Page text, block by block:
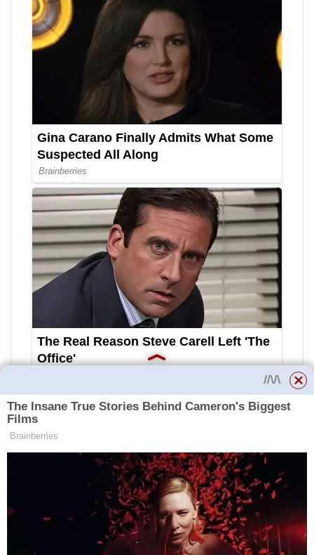
Pro skladování zvolte suché,
teplé sklepy. Optimální teplota
není nižší než 8-9 stupňů.